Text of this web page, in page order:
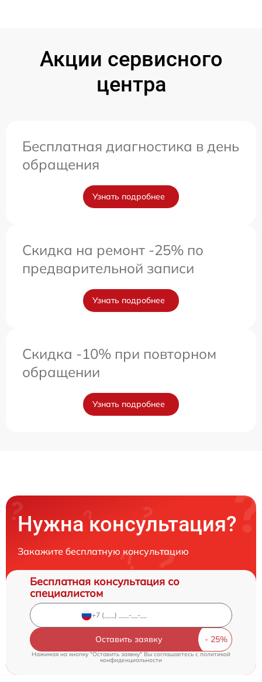
Акции сервисного
центра
Бесплатная диагностика в день
обращения
Узнать подробнее
Скидка на ремонт -25% по
предварительной записи
Узнать подробнее
Скидка -10% при повторном
обращении
Узнать подробнее
Нужна консультация?
Закажите бесплатную консультацию
Бесплатная консультация со
специалистом
Оставить заявку
Нажимая на кнопку "Оставить заявку" Вы соглашаетесь cполитикой
конфиденциальности